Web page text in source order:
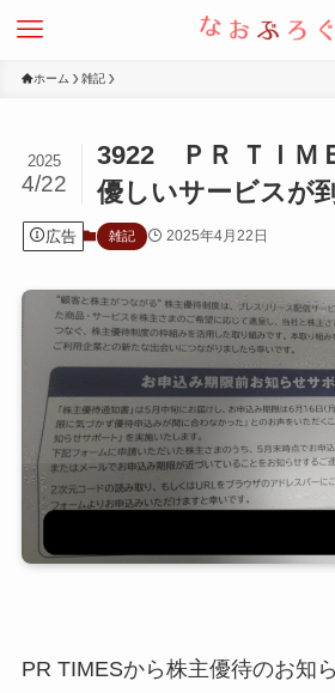
ホーム 雑記
3922 ＰＲ ＴＩＭ
優しいサービスが
2025
4/22
広告 雑記 2025年4月22日
PR TIMESから株主優待のお知